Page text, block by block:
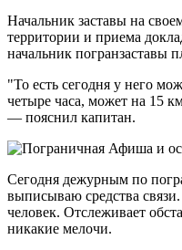
Начальник заставы на
территории и приема
начальник погранзаставы
"То есть сегодня у него
четыре часа, может на 15
— пояснил капитан.
Сегодня дежурным по
выписываю средства
человек. Отслеживает
никакие мелочи.